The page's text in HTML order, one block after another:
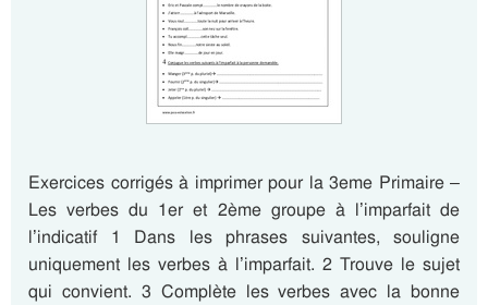
Exercices corrigés à imprimer pour la 3eme Primaire –
Les verbes du 1er et 2ème groupe à l’imparfait de
l’indicatif 1 Dans les phrases suivantes, souligne
uniquement les verbes à l’imparfait. 2 Trouve le sujet
qui convient. 3 Complète les verbes avec la bonne